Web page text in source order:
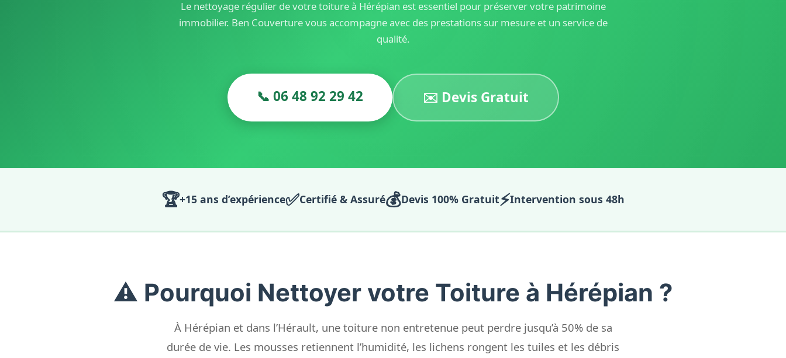
Le nettoyage régulier de votre toiture à Hérépian est essentiel pour préserver votre patrimoine
immobilier. Ben Couverture vous accompagne avec des prestations sur mesure et un service de
qualité.
📞 06 48 92 29 42 ✉️ Devis Gratuit
🏆+15 ans d’expérience✅Certifié & Assuré💰Devis 100% Gratuit⚡Intervention sous 48h
⚠️ Pourquoi Nettoyer votre Toiture à Hérépian ?
À Hérépian et dans l’Hérault, une toiture non entretenue peut perdre jusqu’à 50% de sa
durée de vie. Les mousses retiennent l’humidité, les lichens rongent les tuiles et les débris